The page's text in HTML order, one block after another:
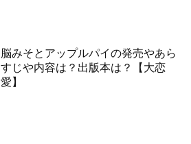
脳みそとアップルパイの発売やあら
すじや内容は？出版本は？【大恋
愛】